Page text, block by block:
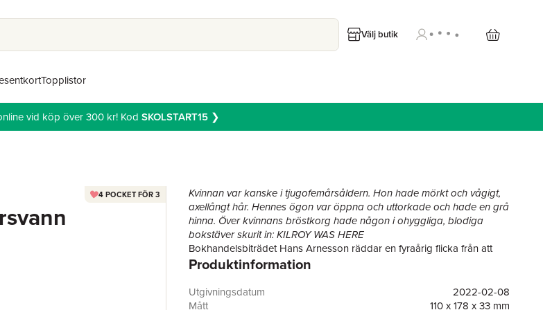
Välj butik
Topplistor
vid köp över 300 kr! Kod SKOLSTART15❯
4 POCKET FÖR 3
Kvinnan var kanske i tjugofemårsåldern. Hon hade mörkt och vågigt,
axellångt hår. Hennes ögon var öppna och uttorkade och hade en grå
hinna. Över kvinnans bröstkorg hade någon i ohyggliga, blodiga
bokstäver skurit in: KILROY WAS HERE
Bokhandelsbiträdet Hans Arnesson räddar en fyraårig flicka från att
drunkna i Hamnkanalen. Kort därpå hittas han knivhuggen till döds i sitt
Göteborgspolisen utreder fallet som visar sig vara fullt av frågetecken.
Vem var egentligen Hans Arnesson? Finns det en koppling till "Kilroy" -
Produktinformation
Utgivningsdatum
2022-02-08
Mått
110 x 178 x 33 mm